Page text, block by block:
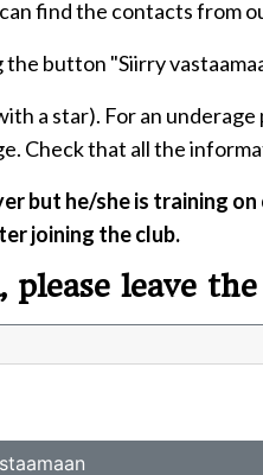
find the contacts from
button "Siirry
a star). For an
Check that all the
but he/she is training
joining the club.
leave